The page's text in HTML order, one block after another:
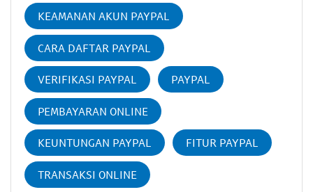
KEAMANAN AKUN PAYPAL
CARA DAFTAR PAYPAL
VERIFIKASI PAYPAL PAYPAL
PEMBAYARAN ONLINE
KEUNTUNGAN PAYPAL FITUR PAYPAL
TRANSAKSI ONLINE